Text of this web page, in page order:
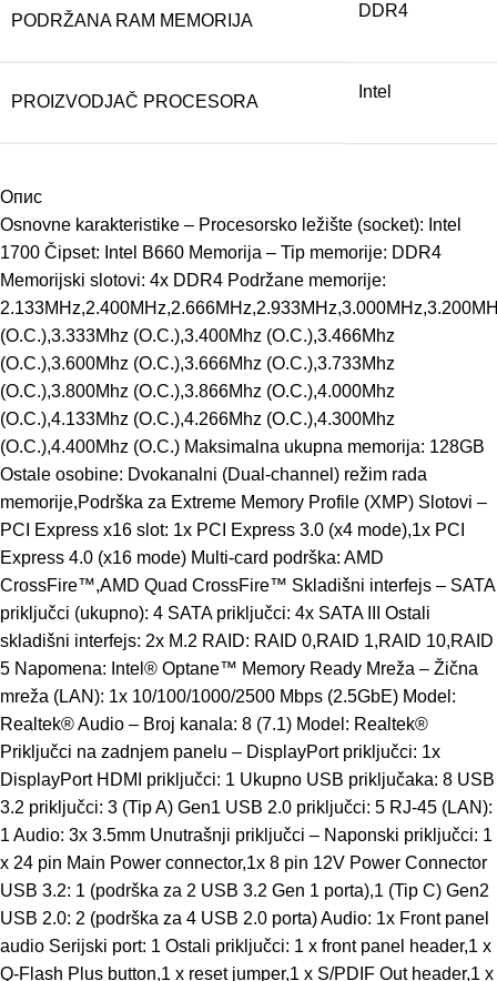
PODRŽANA RAM MEMORIJA
DDR4
PROIZVODJAČ PROCESORA
Intel
Опис
Osnovne karakteristike – Procesorsko ležište (socket): Intel
1700 Čipset: Intel B660 Memorija – Tip memorije: DDR4
Memorijski slotovi: 4x DDR4 Podržane memorije:
(O.C.),3.333Mhz (O.C.),3.400Mhz (O.C.),3.466Mhz
(O.C.),3.600Mhz (O.C.),3.666Mhz (O.C.),3.733Mhz
(O.C.),3.800Mhz (O.C.),3.866Mhz (O.C.),4.000Mhz
(O.C.),4.133Mhz (O.C.),4.266Mhz (O.C.),4.300Mhz
(O.C.),4.400Mhz (O.C.) Maksimalna ukupna memorija: 128GB
Ostale osobine: Dvokanalni (Dual-channel) režim rada
memorije,Podrška za Extreme Memory Profile (XMP) Slotovi –
PCI Express x16 slot: 1x PCI Express 3.0 (x4 mode),1x PCI
Express 4.0 (x16 mode) Multi-card podrška: AMD
CrossFire™,AMD Quad CrossFire™ Skladišni interfejs – SATA
priključci (ukupno): 4 SATA priključci: 4x SATA III Ostali
skladišni interfejs: 2x M.2 RAID: RAID 0,RAID 1,RAID 10,RAID
5 Napomena: Intel® Optane™ Memory Ready Mreža – Žična
mreža (LAN): 1x 10/100/1000/2500 Mbps (2.5GbE) Model:
Realtek® Audio – Broj kanala: 8 (7.1) Model: Realtek®
Priključci na zadnjem panelu – DisplayPort priključci: 1x
DisplayPort HDMI priključci: 1 Ukupno USB priključaka: 8 USB
3.2 priključci: 3 (Tip A) Gen1 USB 2.0 priključci: 5 RJ-45 (LAN):
1 Audio: 3x 3.5mm Unutrašnji priključci – Naponski priključci: 1
x 24 pin Main Power connector,1x 8 pin 12V Power Connector
USB 3.2: 1 (podrška za 2 USB 3.2 Gen 1 porta),1 (Tip C) Gen2
USB 2.0: 2 (podrška za 4 USB 2.0 porta) Audio: 1x Front panel
audio Serijski port: 1 Ostali priključci: 1 x front panel header,1 x
Q-Flash Plus button,1 x reset jumper,1 x S/PDIF Out header,1 x